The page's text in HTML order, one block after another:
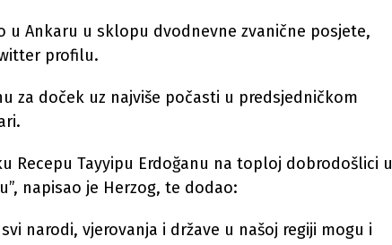
u Ankaru u sklopu dvodnevne zvanične posjete,
profilu.
za doček uz najviše počasti u predsjedničkom
Recepu Tayyipu Erdoğanu na toploj dobrodošlici u
napisao je Herzog, te dodao:
narodi, vjerovanja i države u našoj regiji mogu i